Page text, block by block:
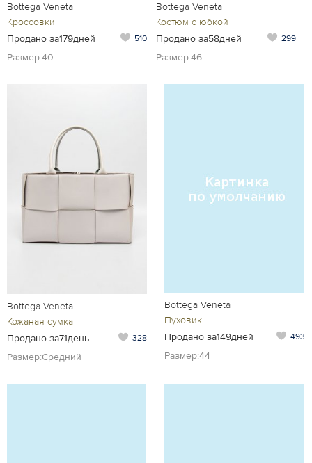
Bottega Veneta
Кроссовки
Продано за179дней
510
Размер:40
Bottega Veneta
Костюм с юбкой
Продано за58дней
299
Размер:46
Bottega Veneta
Кожаная сумка
Продано за71день
328
Размер:Средний
Bottega Veneta
Пуховик
Продано за149дней
493
Размер:44